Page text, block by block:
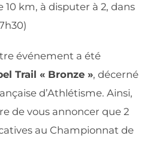
10 km, à disputer à 2, dans
événement a été
Trail « Bronze », décerné
d’Athlétisme. Ainsi,
de vous annoncer que 2
au Championnat de